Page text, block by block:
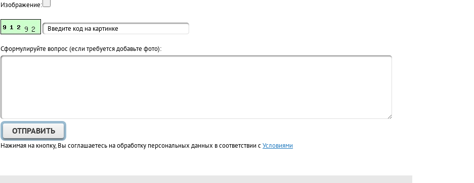
Изображение:
Cформулируйте вопрос (если требуется добавьте фото):
Нажимая на кнопку, Вы соглашаетесь на обработку персональных данных в соответствии сУсловиями